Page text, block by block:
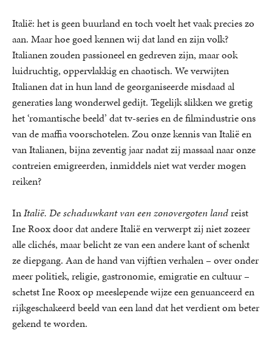
Italië: het is geen buurland en toch voelt het vaak precies zo
aan. Maar hoe goed kennen wij dat land en zijn volk?
Italianen zouden passioneel en gedreven zijn, maar ook
luidruchtig, oppervlakkig en chaotisch. We verwijten
Italianen dat in hun land de georganiseerde misdaad al
generaties lang wonderwel gedijt. Tegelijk slikken we gretig
het ‘romantische beeld’ dat tv-series en de filmindustrie ons
van de maffia voorschotelen. Zou onze kennis van Italië en
van Italianen, bijna zeventig jaar nadat zij massaal naar onze
contreien emigreerden, inmiddels niet wat verder mogen
reiken?
InItalië. De schaduwkant van een zonovergoten landreist
Ine Roox door dat andere Italië en verwerpt zij niet zozeer
alle clichés, maar belicht ze van een andere kant of schenkt
ze diepgang. Aan de hand van vijftien verhalen – over onder
meer politiek, religie, gastronomie, emigratie en cultuur –
schetst Ine Roox op meeslepende wijze een genuanceerd en
rijkgeschakeerd beeld van een land dat het verdient om beter
gekend te worden.